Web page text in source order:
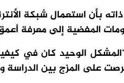
بأن استعمال شبكة
المفضية إلى معرفة
الوحيد كان في
على المزج بين الدراسة